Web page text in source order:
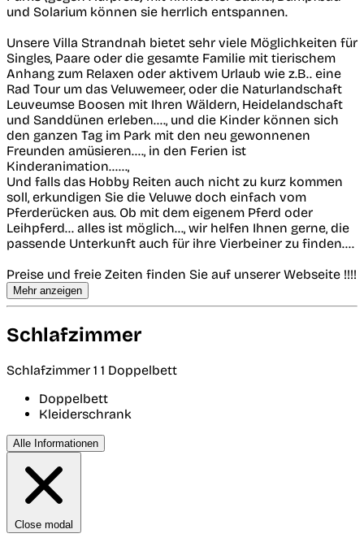
und Solarium können sie herrlich entspannen.
Unsere Villa Strandnah bietet sehr viele Möglichkeiten für
Singles, Paare oder die gesamte Familie mit tierischem
Anhang zum Relaxen oder aktivem Urlaub wie z.B.. eine
Rad Tour um das Veluwemeer, oder die Naturlandschaft
Leuveumse Boosen mit Ihren Wäldern, Heidelandschaft
und Sanddünen erleben...., und die Kinder können sich
den ganzen Tag im Park mit den neu gewonnenen
Freunden amüsieren...., in den Ferien ist
Kinderanimation......,
Und falls das Hobby Reiten auch nicht zu kurz kommen
soll, erkundigen Sie die Veluwe doch einfach vom
Pferderücken aus. Ob mit dem eigenem Pferd oder
Leihpferd... alles ist möglich..., wir helfen Ihnen gerne, die
passende Unterkunft auch für ihre Vierbeiner zu finden....
Preise und freie Zeiten finden Sie auf unserer Webseite !!!!
Mehr anzeigen
Schlafzimmer
Schlafzimmer 1 1 Doppelbett
Doppelbett
Kleiderschrank
Alle Informationen
Close modal